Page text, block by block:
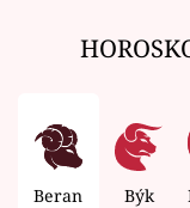
Beran Býk